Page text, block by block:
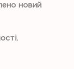
новий